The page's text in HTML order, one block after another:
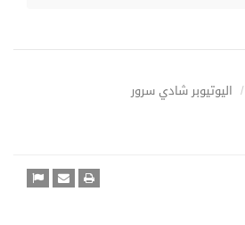
اليوتيوبر شادي سرور